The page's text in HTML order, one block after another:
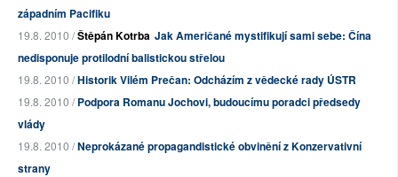
západním Pacifiku
19.8. 2010 /Štěpán Kotrba Jak Američané mystifikují sami sebe: Čína
nedisponuje protilodní balistickou střelou
19.8. 2010 /Historik Vilém Prečan: Odcházím z vědecké rady ÚSTR
19.8. 2010 /Podpora Romanu Jochovi, budoucímu poradci předsedy
vlády
19.8. 2010 /Neprokázané propagandistické obvinění z Konzervativní
strany